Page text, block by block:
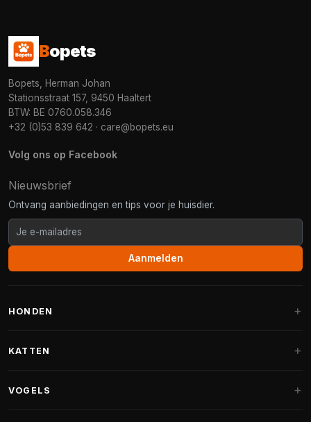
Bopets
Bopets, Herman Johan
Stationsstraat 157, 9450 Haaltert
BTW: BE 0760.058.346
+32 (0)53 839 642 · care@bopets.eu
Volg ons op Facebook
Nieuwsbrief
Ontvang aanbiedingen en tips voor je huisdier.
Aanmelden
HONDEN
Fantail hondenmanden
KATTEN
VOGELS